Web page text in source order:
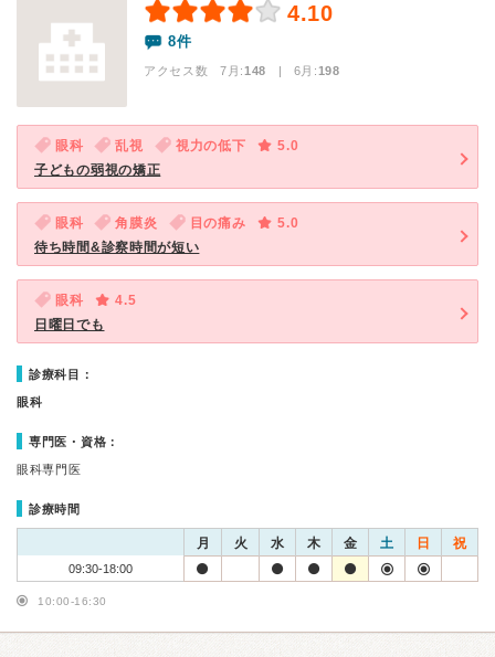
4.10
8件
アクセス数 7月:148 | 6月:198
眼科 乱視 視力の低下
5.0
子どもの弱視の矯正
眼科 角膜炎 目の痛み
5.0
待ち時間&診察時間が短い
眼科
4.5
日曜日でも
診療科目：
眼科
専門医・資格：
眼科専門医
診療時間
月 火 水 木 金 土 日 祝
09:30-18:00
10:00-16:30